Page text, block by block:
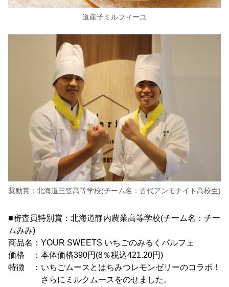
道産子ミルフィーユ
奨励賞：北海道三笠高等学校(チーム名：古代アンモナイト高校生)
■審査員特別賞：北海道静内農業高等学校(チーム名：チー
ムみみ)
商品名：YOUR SWEETS いちごのみるくパルフェ
価格 ：本体価格390円(8％税込421.20円)
特徴 ：いちごムースとはちみつレモンゼリーのコラボ！
さらにミルクムースをのせました。